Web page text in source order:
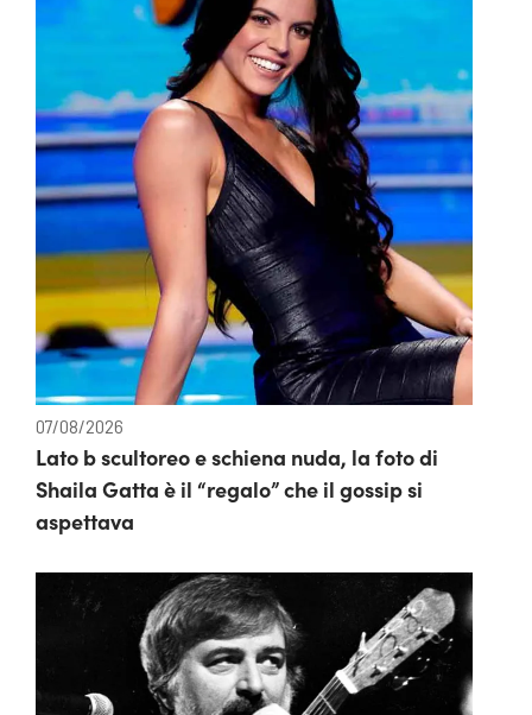
07/08/2026
Lato b scultoreo e schiena nuda, la foto di
Shaila Gatta è il “regalo” che il gossip si
aspettava